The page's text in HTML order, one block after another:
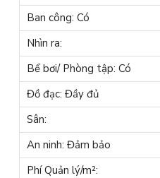
Ban công: Có
Nhìn ra:
Bể bơi/ Phòng tập: Có
Đồ đạc: Đầy đủ
Sân:
An ninh: Đảm bảo
Phí Quản lý/m²: